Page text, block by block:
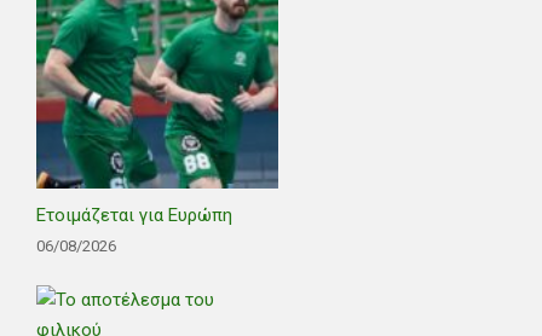
Ετοιμάζεται για Ευρώπη
06/08/2026